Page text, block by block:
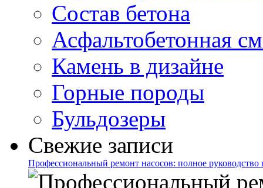
Состав бетона
Асфальтобетонная
Камень в дизайне
Горные породы
Бульдозеры
Свежие записи
Профессиональный ремонт насосов: полное